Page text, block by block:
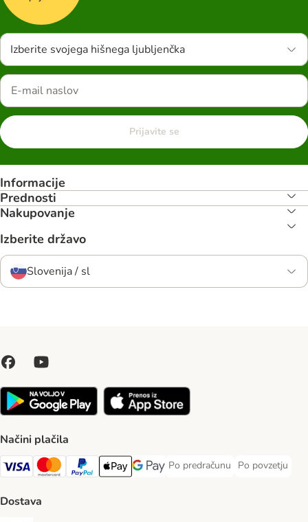
Izberite svojega hišnega ljubljenčka
Prijavite se
Informacije
Prednosti
Nakupovanje
Izberite državo
Slovenija / sl
Načini plačila
Visa Payment Method
MasterCard Payment Method
PayPal Payment Method
Apple Pay Payment Method
Google pay Payment Method
Po predračunu
Po predračunu Payment Method
Po povzetju
Po povzetju
Dostava